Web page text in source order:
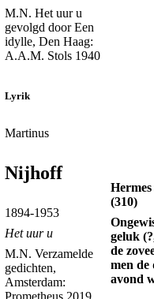
M.N. Het uur u
gevolgd door Een
idylle, Den Haag:
A.A.M. Stols 1940
Lyrik
Martinus
Nijhoff
1894-1953
Het uur u
M.N. Verzamelde
gedichten,
Amsterdam:
Prometheus 2019,
(310)
geluk
de
men de
avond